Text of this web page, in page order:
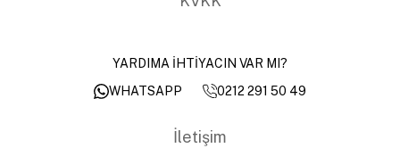
YARDIMA İHTİYACIN VAR MI?
WHATSAPP
0212 291 50 49
İletişim